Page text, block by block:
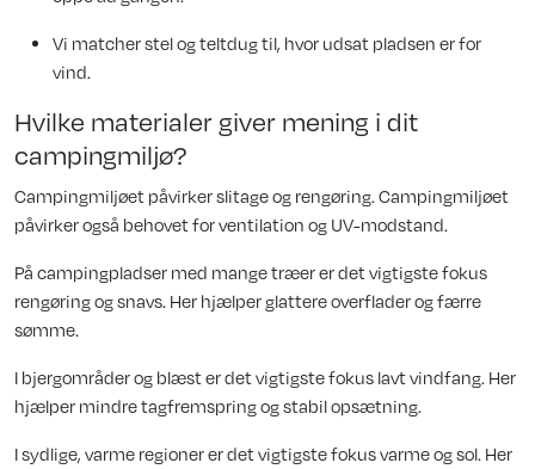
Vi matcher stel og teltdug til, hvor udsat pladsen er for
vind.
Hvilke materialer giver mening i dit
campingmiljø?
Campingmiljøet påvirker slitage og rengøring. Campingmiljøet
påvirker også behovet for ventilation og UV-modstand.
På campingpladser med mange træer er det vigtigste fokus
rengøring og snavs. Her hjælper glattere overflader og færre
sømme.
I bjergområder og blæst er det vigtigste fokus lavt vindfang. Her
hjælper mindre tagfremspring og stabil opsætning.
I sydlige, varme regioner er det vigtigste fokus varme og sol. Her